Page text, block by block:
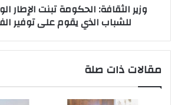
وزير الثقافة: الحكومة تبنت الإطار
للشباب الذي يقوم على توفير
مقالات ذات صلة